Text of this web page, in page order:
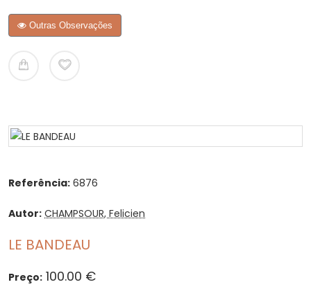
Outras Observações
Referência: 6876
Autor: CHAMPSOUR, Felicien
LE BANDEAU
Preço: 100.00 €